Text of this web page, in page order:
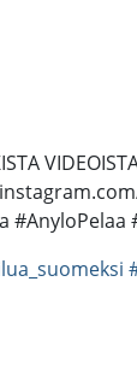
#AnyloPelaa